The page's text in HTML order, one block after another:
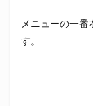
メニューの一
す。